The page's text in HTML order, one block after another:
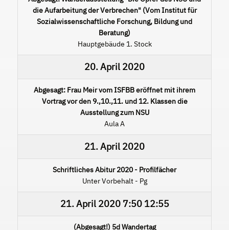
die Aufarbeitung der Verbrechen" (Vom Institut für
Sozialwissenschaftliche Forschung, Bildung und
Beratung)
Hauptgebäude 1. Stock
20. April 2020
Abgesagt: Frau Meir vom ISFBB eröffnet mit ihrem
Vortrag vor den 9.,10.,11. und 12. Klassen die
Ausstellung zum NSU
Aula A
21. April 2020
Schriftliches Abitur 2020 - Profilfächer
Unter Vorbehalt - Pg
21. April 20207:50 12:55
(Abgesagt!) 5d Wandertag